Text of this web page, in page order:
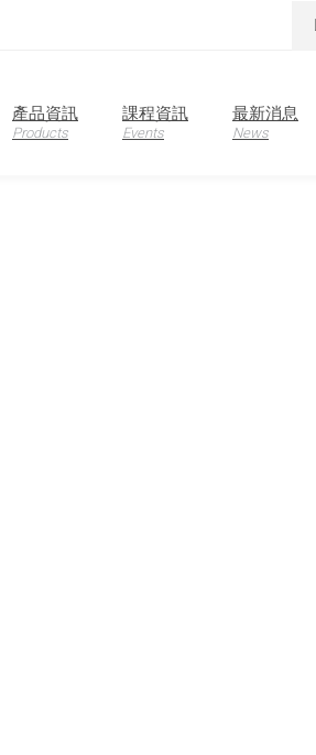
產品資訊
Products
課程資訊
Events
最新消息
News